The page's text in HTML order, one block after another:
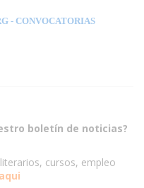
- CONVOCATORIAS
boletín de noticias?
cursos, empleo